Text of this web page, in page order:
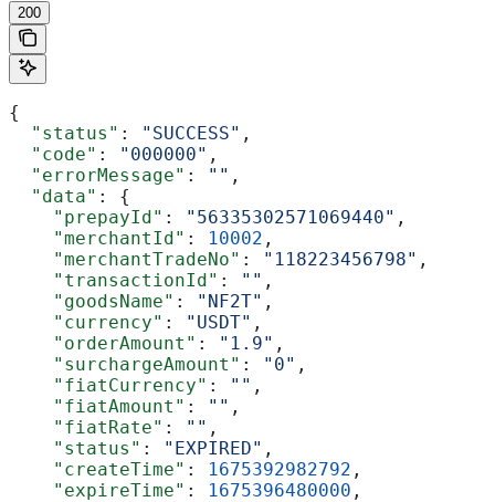
200
{
  "status"
: "SUCCESS" ,
  "code"
: "000000" ,
  "errorMessage"
: "" ,
  "data"
: {
    "prepayId"
: "56335302571069440" ,
    "merchantId"
: 10002 ,
    "merchantTradeNo"
: "118223456798" ,
    "transactionId"
: "" ,
    "goodsName"
: "NF2T" ,
    "currency"
: "USDT" ,
    "orderAmount"
: "1.9" ,
    "surchargeAmount"
: "0" ,
    "fiatCurrency"
: "" ,
    "fiatAmount"
: "" ,
    "fiatRate"
: "" ,
    "status"
: "EXPIRED" ,
    "createTime"
: 1675392982792 ,
    "expireTime"
: 1675396480000 ,